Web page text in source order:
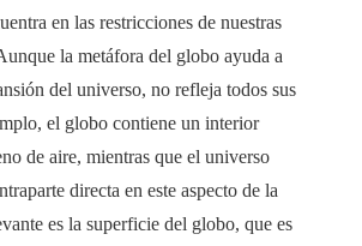
en las restricciones de nuestras
la metáfora del globo ayuda a
del universo, no refleja todos sus
el globo contiene un interior
de aire, mientras que el universo
directa en este aspecto de la
es la superficie del globo, que es